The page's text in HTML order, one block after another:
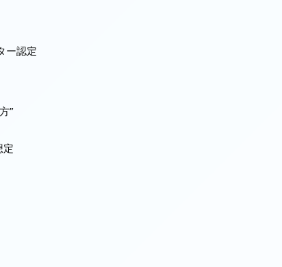
ー認定
”
定